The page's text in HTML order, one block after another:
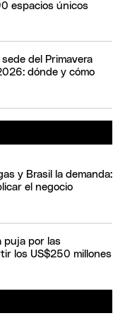
espacios únicos
del Primavera
dónde y cómo
y Brasil la demanda:
el negocio
puja por las
los US$250 millones